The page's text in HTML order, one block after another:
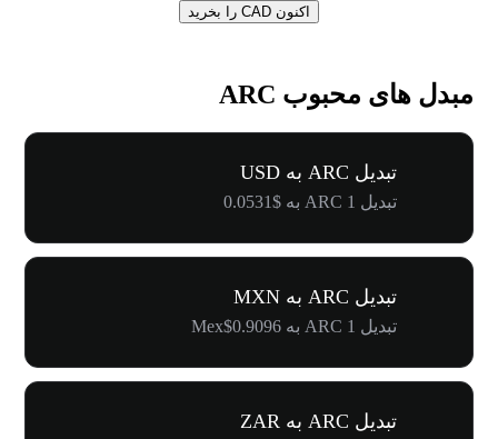
اکنون CAD را بخرید
مبدل های محبوب ARC
تبدیل ARC به USD
تبدیل 1 ARC به $0.0531
تبدیل ARC به MXN
تبدیل 1 ARC به Mex$0.9096
تبدیل ARC به ZAR